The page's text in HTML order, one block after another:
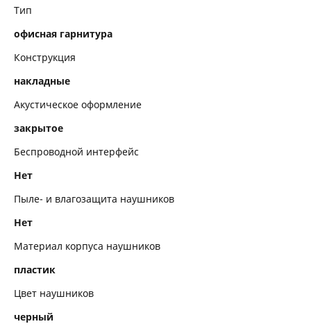
Особенности конструкции
Кабель
Технические характеристики
Технические характеристики микрофона
Комплектация
Метки
Тип
офисная гарнитура
Конструкция
накладные
Акустическое оформление
закрытое
Беспроводной интерфейс
Нет
Пыле- и влагозащита наушников
Нет
Материал корпуса наушников
пластик
Цвет наушников
черный